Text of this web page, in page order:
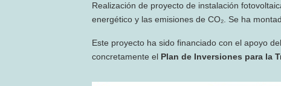
Realización de proyecto de instalación
energético y las emisiones de CO₂. Se ha
Este proyecto ha sido financiado con el apoyo del
concretamente el Plan de Inversiones para la